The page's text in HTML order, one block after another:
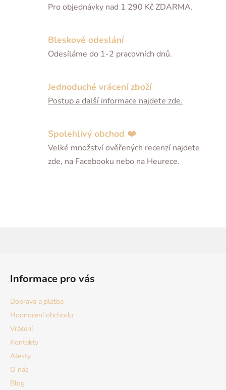
Pro objednávky nad 1 290 Kč ZDARMA.
Bleskové odeslání
Odesíláme do 1-2 pracovních dnů.
Jednoduché vrácení zboží
Postup a další informace najdete zde.
Spolehlivý obchod ❤️
Velké množství ověřených recenzí najdete
zde, na Facebooku nebo na Heurece.
Informace pro vás
Doprava a platba
Hodnocení obchodu
Vrácení
Kontakty
Atesty
O nás
Blog